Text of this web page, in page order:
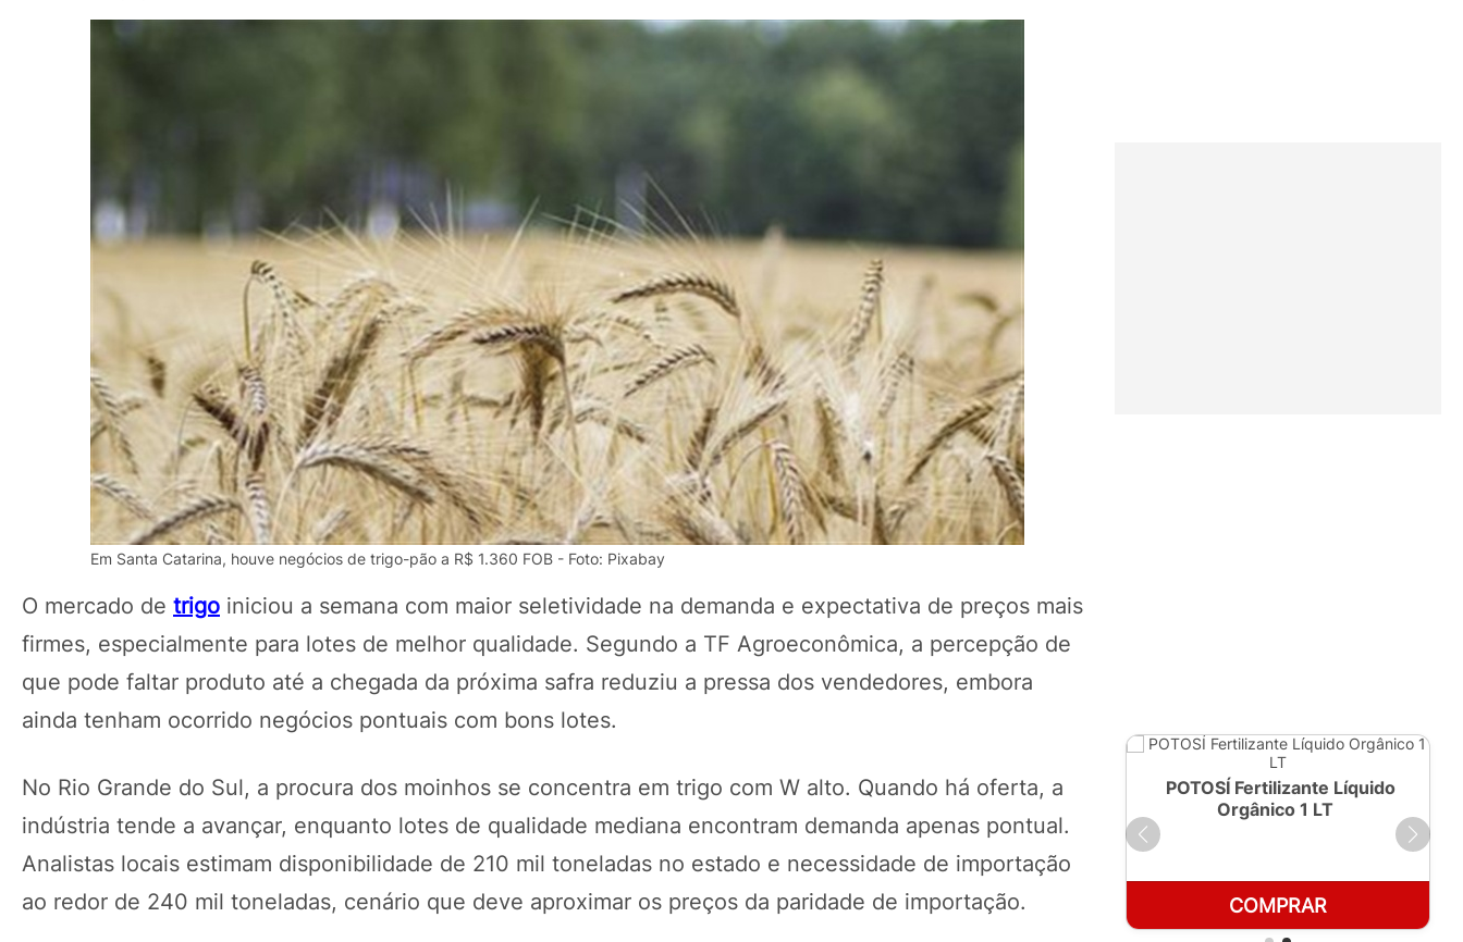
Em Santa Catarina, houve negócios de trigo-pão a R$ 1.360 FOB - Foto: Pixabay
O mercado de trigo iniciou a semana com maior seletividade na demanda e expectativa de preços mais
firmes, especialmente para lotes de melhor qualidade. Segundo a TF Agroeconômica, a percepção de
que pode faltar produto até a chegada da próxima safra reduziu a pressa dos vendedores, embora
ainda tenham ocorrido negócios pontuais com bons lotes.
No Rio Grande do Sul, a procura dos moinhos se concentra em trigo com W alto. Quando há oferta, a
indústria tende a avançar, enquanto lotes de qualidade mediana encontram demanda apenas pontual.
Analistas locais estimam disponibilidade de 210 mil toneladas no estado e necessidade de importação
ao redor de 240 mil toneladas, cenário que deve aproximar os preços da paridade de importação.
POTOSÍ Fertilizante Líquido
COMPRAR
POTOSÍ Fertilizante Líquido
Orgânico 1 LT
COMPRAR